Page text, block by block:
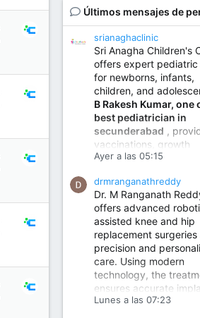
Últimos mensajes de
srianaghaclinic
Sri Anagha Children's
offers expert pediatric
for newborns, infants,
children, and
B Rakesh Kumar, one
best pediatrician in
secunderabad ,
vaccinations, growth
monitoring, newborn
illnesses, nutrition
and preventive
a child-friendly
Children Hospital in Secunderabad | Best Pediatrician in Hyderabad |
Our pediatrician and
Neonatologist team
Ayer a las 05:15
drmranganathreddy
Dr. M Ranganath
offers advanced
assisted knee and hip
replacement surgeries
precision and
care. Using modern
technology, the
ensures accurate
placement, reduced
Lunes a las 07:23